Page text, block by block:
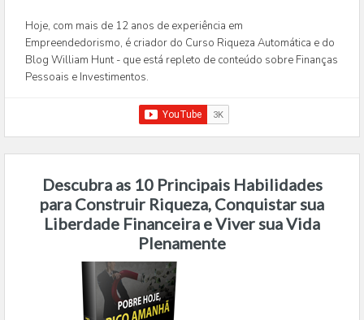
Hoje, com mais de 12 anos de experiência em
Empreendedorismo, é criador do Curso Riqueza Automática e do
Blog William Hunt - que está repleto de conteúdo sobre Finanças
Pessoais e Investimentos.
Descubra as 10 Principais Habilidades
para Construir Riqueza, Conquistar sua
Liberdade Financeira e Viver sua Vida
Plenamente